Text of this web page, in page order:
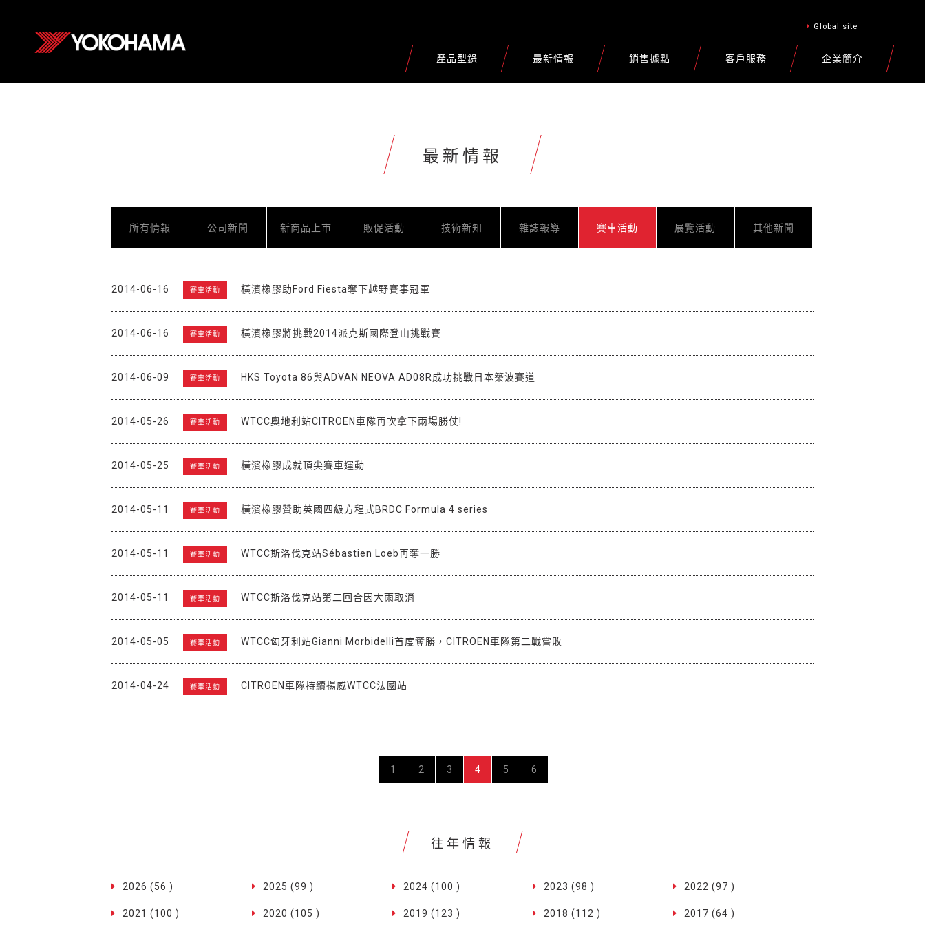
Global site
產品型錄 最新情報 銷售據點 客戶服務 企業簡介
最新情報
所有情報 公司新聞 新商品上市 販促活動 技術新知 雜誌報導 賽車活動 展覽活動 其他新聞
2014-06-16 賽車活動 橫濱橡膠助Ford Fiesta奪下越野賽事冠軍
2014-06-16 賽車活動 橫濱橡膠將挑戰2014派克斯國際登山挑戰賽
2014-06-09 賽車活動 HKS Toyota 86與ADVAN NEOVA AD08R成功挑戰日本築波賽道
2014-05-26 賽車活動 WTCC奧地利站CITROEN車隊再次拿下兩場勝仗!
2014-05-25 賽車活動 橫濱橡膠成就頂尖賽車運動
2014-05-11 賽車活動 橫濱橡膠贊助英國四級方程式BRDC Formula 4 series
2014-05-11 賽車活動 WTCC斯洛伐克站Sébastien Loeb再奪一勝
2014-05-11 賽車活動 WTCC斯洛伐克站第二回合因大雨取消
2014-05-05 賽車活動 WTCC匈牙利站Gianni Morbidelli首度奪勝，CITROEN車隊第二戰嘗敗
2014-04-24 賽車活動 CITROEN車隊持續揚威WTCC法國站
1 2 3 4 5 6
往年情報
2026 (56 ) 2025 (99 ) 2024 (100 ) 2023 (98 ) 2022 (97 )
2021 (100 ) 2020 (105 ) 2019 (123 ) 2018 (112 ) 2017 (64 )